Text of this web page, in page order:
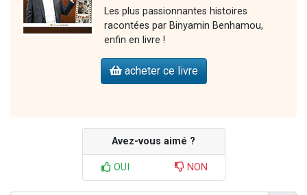
Les plus passionnantes histoires
racontées par Binyamin Benhamou,
enfin en livre !
acheter ce livre
Avez-vous aimé ?
OUI NON